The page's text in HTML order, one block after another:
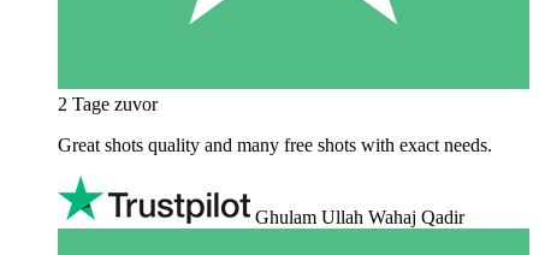
2 Tage zuvor
Great shots quality and many free shots with exact needs.
Ghulam Ullah Wahaj Qadir